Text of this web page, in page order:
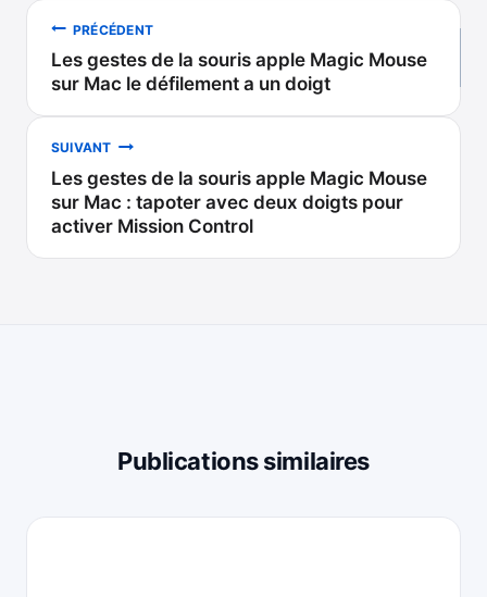
Navigation
de
l’article
PRÉCÉDENT
Les gestes de la souris apple Magic Mouse
sur Mac le défilement a un doigt
SUIVANT
Les gestes de la souris apple Magic Mouse
sur Mac : tapoter avec deux doigts pour
activer Mission Control
Publications similaires